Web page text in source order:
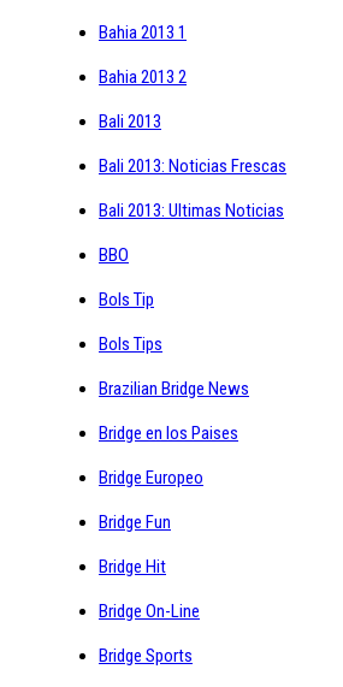
Bahia 2013 1
Bahia 2013 2
Bali 2013
Bali 2013: Noticias Frescas
Bali 2013: Ultimas Noticias
BBO
Bols Tip
Bols Tips
Brazilian Bridge News
Bridge en los Paises
Bridge Europeo
Bridge Fun
Bridge Hit
Bridge On-Line
Bridge Sports